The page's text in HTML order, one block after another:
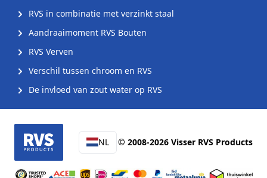
RVS in combinatie met verzinkt staal
Aandraaimoment RVS Bouten
RVS Verven
Verschil tussen chroom en RVS
De invloed van zout water op RVS
NL © 2008-2026 Visser RVS Products